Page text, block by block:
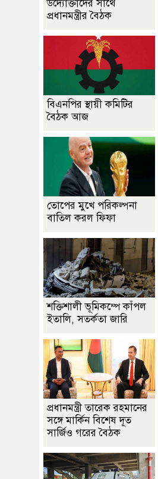
উদ্যোক্তাদের সাথে
প্রধানমন্ত্রীর বৈঠক
বিএনপির স্থায়ী কমিটির
বৈঠক আজ
তোপের মুখে পরিকল্পনা
বাতিল করল ফিফা
শক্তিশালী ভূমিকম্পে কাঁপল
ইতালি, সতর্কতা জারি
প্রধানমন্ত্রী তারেক রহমানের
সঙ্গে মার্কিন বিশেষ দূত
সার্জিও গরের বৈঠক